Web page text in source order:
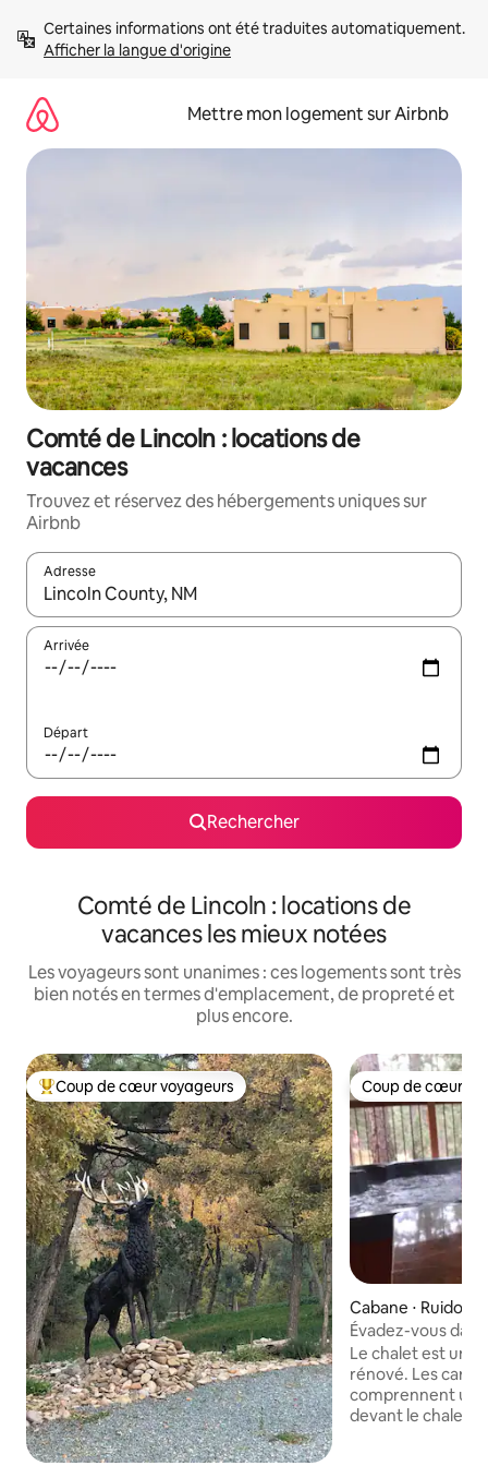
directement
Afficher la langue d'origine
Mettre mon logement sur Airbnb
Comté de Lincoln : locations de
vacances
Trouvez et réservez des hébergements uniques sur
Airbnb
Adresse
Lorsque les résultats s'affichent, utilisez les flèches vers le
Arrivée
Départ
Rechercher
Comté de Lincoln : locations de
vacances les mieux notées
Les voyageurs sont unanimes : ces logements sont très
bien notés en termes d'emplacement, de propreté et
plus encore.
Coups de cœur voyageurs les plus appréciés
Coup de cœur voyageurs Coup de cœur
Coup de cœur
Cabane ⋅ Ruidoso
Évadez-vous
de l'UpperCanyon
Le chalet est un
rénové. Les
comprennent
devant le chalet